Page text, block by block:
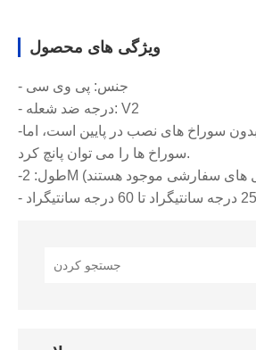
ویژگی های محصول
- جنس: پی وی سی
- درجه ضد شعله: V2
-به طور پیش فرض بدون سوراخ های نصب در پایین است، اما
سوراخ ها را می توان پانچ کرد.